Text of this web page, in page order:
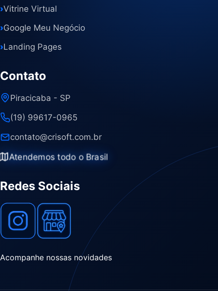
›Vitrine Virtual
›Google Meu Negócio
›Landing Pages
Contato
Piracicaba - SP
(19) 99617-0965
contato@crisoft.com.br
Atendemos todo o Brasil
Redes Sociais
Acompanhe nossas novidades